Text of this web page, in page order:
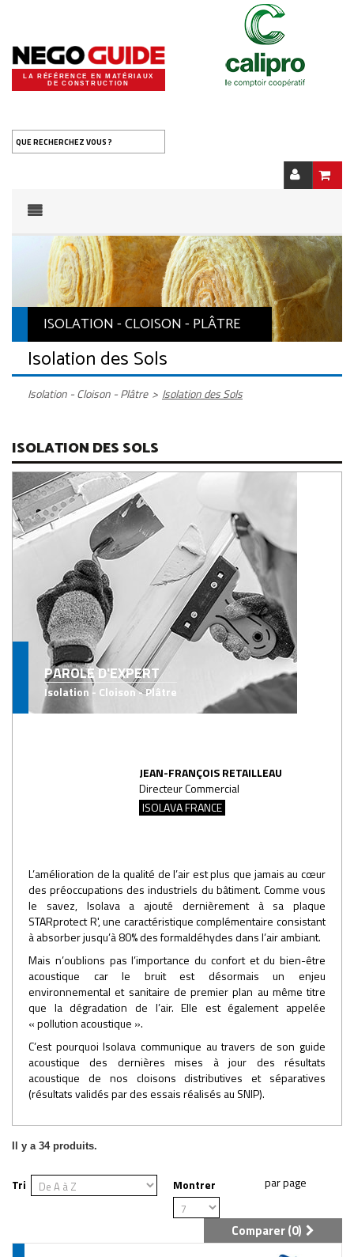
LA RÉFÉRENCE EN MATÉRIAUX
DE CONSTRUCTION
QUE RECHERCHEZ VOUS ?
ISOLATION - CLOISON - PLÂTRE
Isolation des Sols
Isolation - Cloison - Plâtre > Isolation des Sols
ISOLATION DES SOLS
PAROLE D'EXPERT
Isolation - Cloison - Plâtre
JEAN-FRANÇOIS RETAILLEAU
Directeur Commercial
ISOLAVA FRANCE
L’amélioration de la qualité de l’air est plus que jamais au cœur
des préoccupations des industriels du bâtiment. Comme vous
le savez, Isolava a ajouté dernièrement à sa plaque
STARprotect R', une caractéristique complémentaire consistant
à absorber jusqu’à 80% des formaldéhydes dans l’air ambiant.
Mais n’oublions pas l’importance du confort et du bien-être
acoustique car le bruit est désormais un enjeu
environnemental et sanitaire de premier plan au même titre
que la dégradation de l’air. Elle est également appelée
« pollution acoustique ».
C’est pourquoi Isolava communique au travers de son guide
acoustique des dernières mises à jour des résultats
acoustique de nos cloisons distributives et séparatives
(résultats validés par des essais réalisés au SNIP).
Il y a 34 produits.
Tri Montrer
Comparer (0)